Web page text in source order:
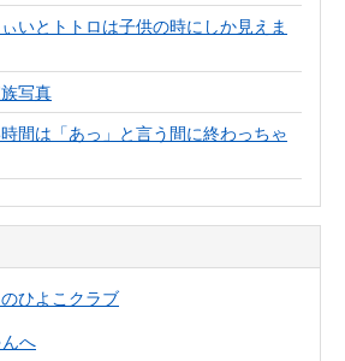
いとトトロは子供の時にしか見えま
写真
間は「あっ」と言う間に終わっちゃ
ひよこクラブ
へ